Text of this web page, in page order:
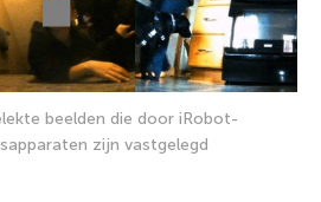
beelden die door iRobot-
zijn vastgelegd